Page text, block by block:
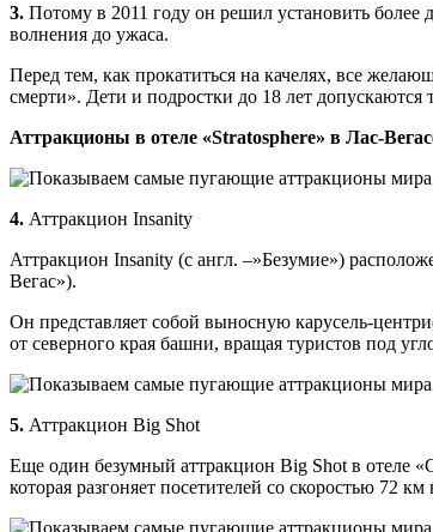
3. Потому в 2011 году он решил установить
волнения до ужаса.
Перед тем, как прокатиться на качелях, все
смерти». Дети и подростки до 18 лет
Аттракционы в отеле «Stratosphere» в Лас-
4. Аттракцион Insanity
Аттракцион Insanity (с англ. –»Безумие»)
Вегас»).
Он представляет собой выносную карусель-
от северного края башни, вращая туристов под
5. Аттракцион Big Shot
Еще один безумный аттракцион Big Shot в отеле
которая разгоняет посетителей со скоростью 72